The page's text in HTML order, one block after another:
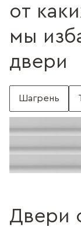
от
мы
двери
Шагрень
Поверхность
Без трещин
Без
Двери